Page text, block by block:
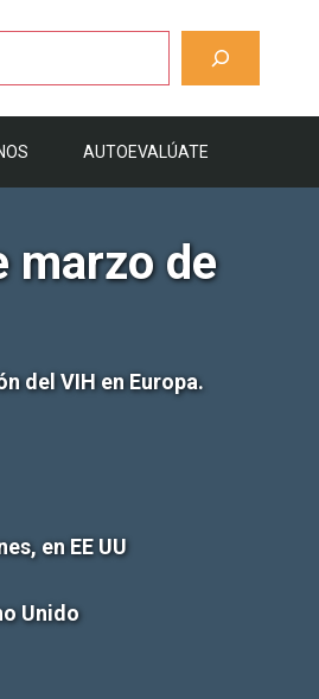
AUTOEVALÚATE
marzo de
del VIH en Europa.
en EE UU
Unido